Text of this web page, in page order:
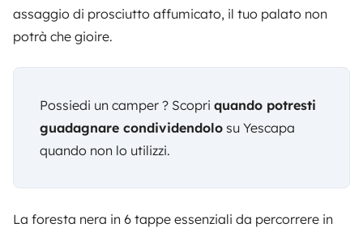
assaggio di prosciutto affumicato, il tuo palato non
potrà che gioire.
Possiedi un camper ? Scopri quando potresti
guadagnare condividendolo su Yescapa
quando non lo utilizzi.
La foresta nera in 6 tappe essenziali da percorrere in